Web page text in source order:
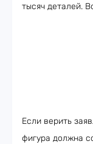
тысяч деталей.
Если верить
фигура должна